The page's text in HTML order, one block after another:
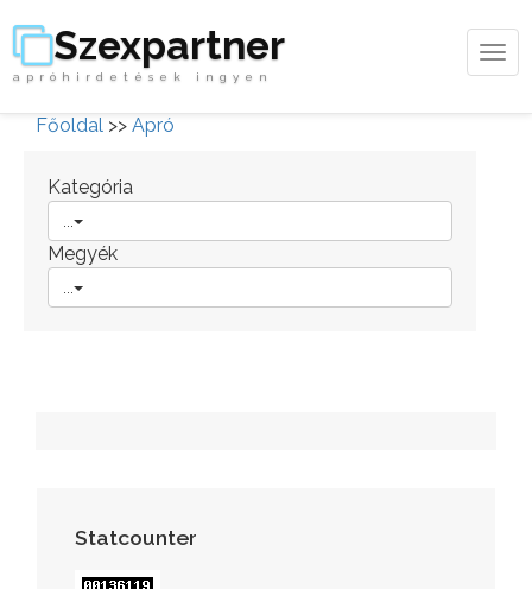
Szexpartner
apróhirdetések ingyen
Főoldal >> Apró
Kategória
Megyék
Statcounter